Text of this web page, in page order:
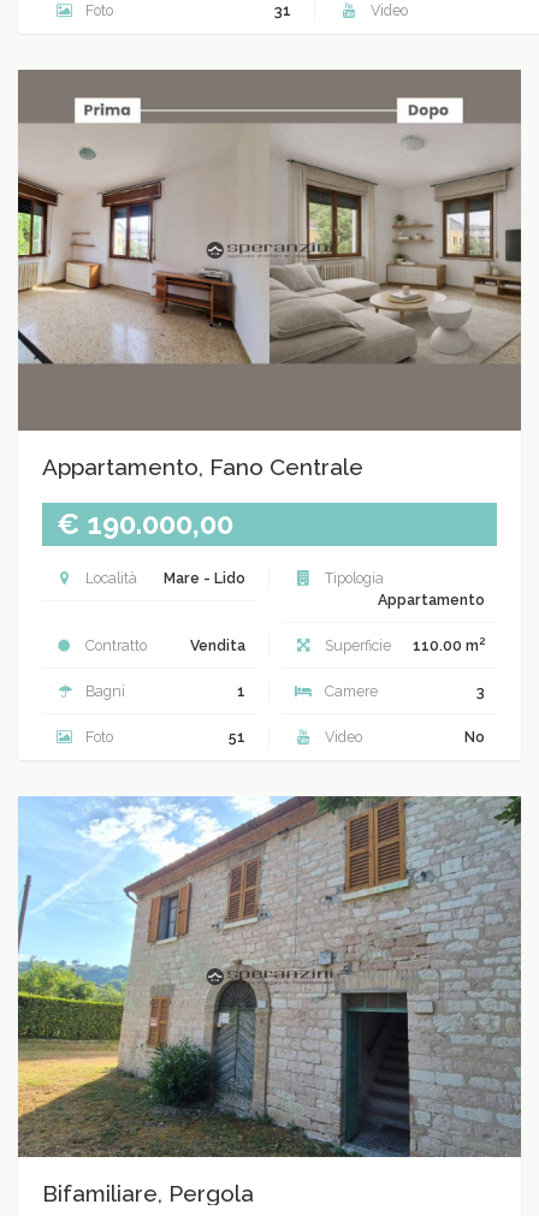
Foto 31 Video
Appartamento, Fano Centrale
€ 190.000,00
Località Mare - Lido
Tipologia
Appartamento
Contratto Vendita Superficie 110.00 m2
Bagni 1 Camere 3
Foto 51 Video No
Bifamiliare, Pergola